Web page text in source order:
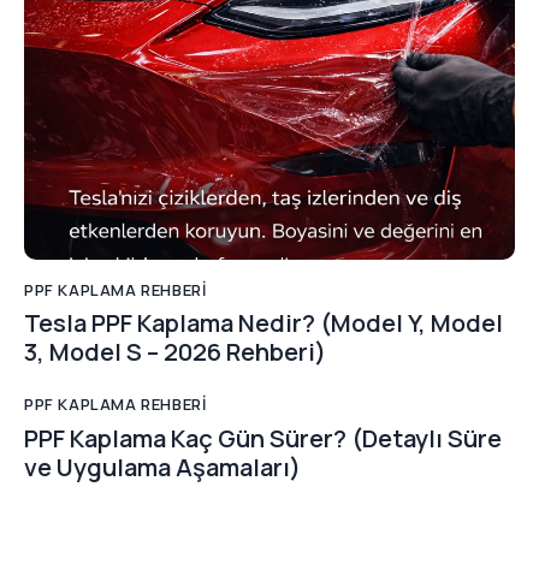
PPF KAPLAMA REHBERI
Tesla PPF Kaplama Nedir? (Model Y, Model
3, Model S – 2026 Rehberi)
PPF KAPLAMA REHBERI
PPF Kaplama Kaç Gün Sürer? (Detaylı Süre
ve Uygulama Aşamaları)